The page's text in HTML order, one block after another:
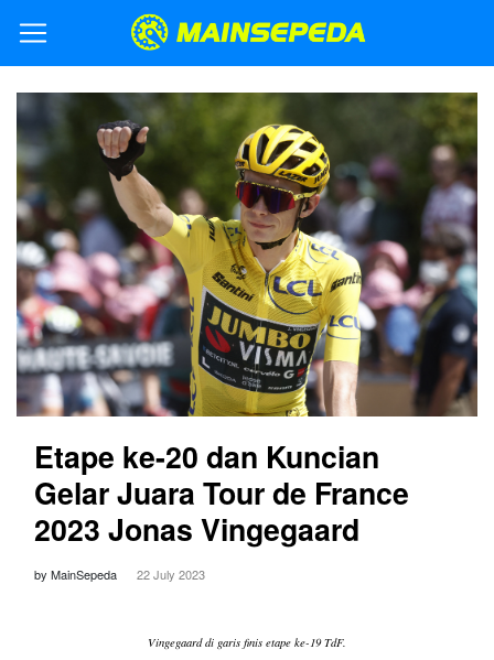
Etape ke-20 dan Kuncian
Gelar Juara Tour de France
2023 Jonas Vingegaard
by MainSepeda 22 July 2023
Vingegaard di garis finis etape ke-19 TdF.